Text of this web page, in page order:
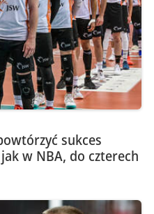
sukces
w NBA, do czterech